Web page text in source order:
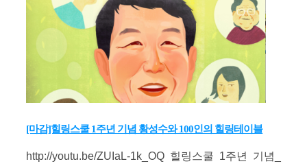
[마감]힐링스쿨 1주년 기념 황성수와 100인의 힐링테이블
http://youtu.be/ZUIaL-1k_OQ 힐링스쿨 1주년 기념_